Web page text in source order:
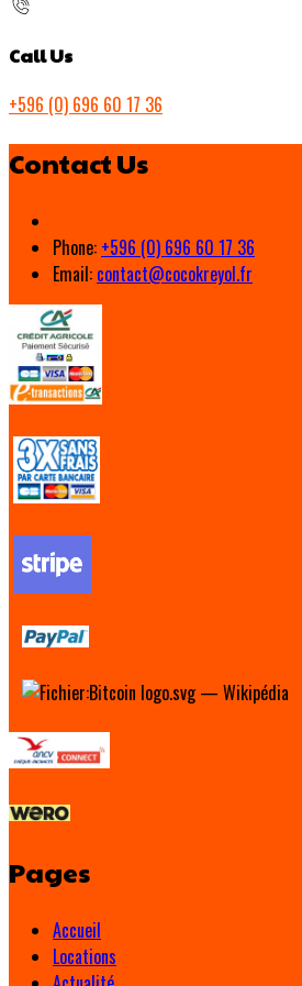
Call Us
+596 (0) 696 60 17 36
Contact Us
Phone: +596 (0) 696 60 17 36
Email: contact@cocokreyol.fr
Pages
Accueil
Locations